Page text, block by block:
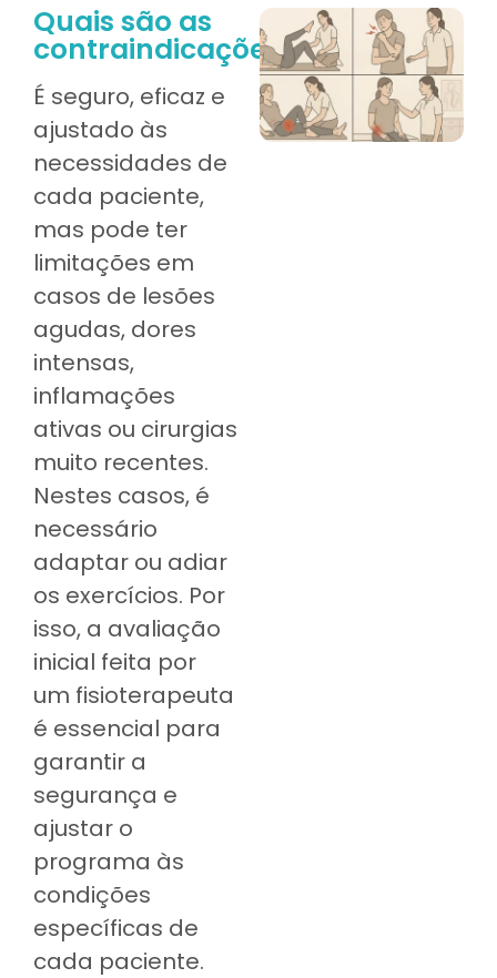
Quais são as
contraindicações?
É seguro, eficaz e
ajustado às
necessidades de
cada paciente,
mas pode ter
limitações em
casos de lesões
agudas, dores
intensas,
inflamações
ativas ou cirurgias
muito recentes.
Nestes casos, é
necessário
adaptar ou adiar
os exercícios. Por
isso, a avaliação
inicial feita por
um fisioterapeuta
é essencial para
garantir a
segurança e
ajustar o
programa às
condições
específicas de
cada paciente.